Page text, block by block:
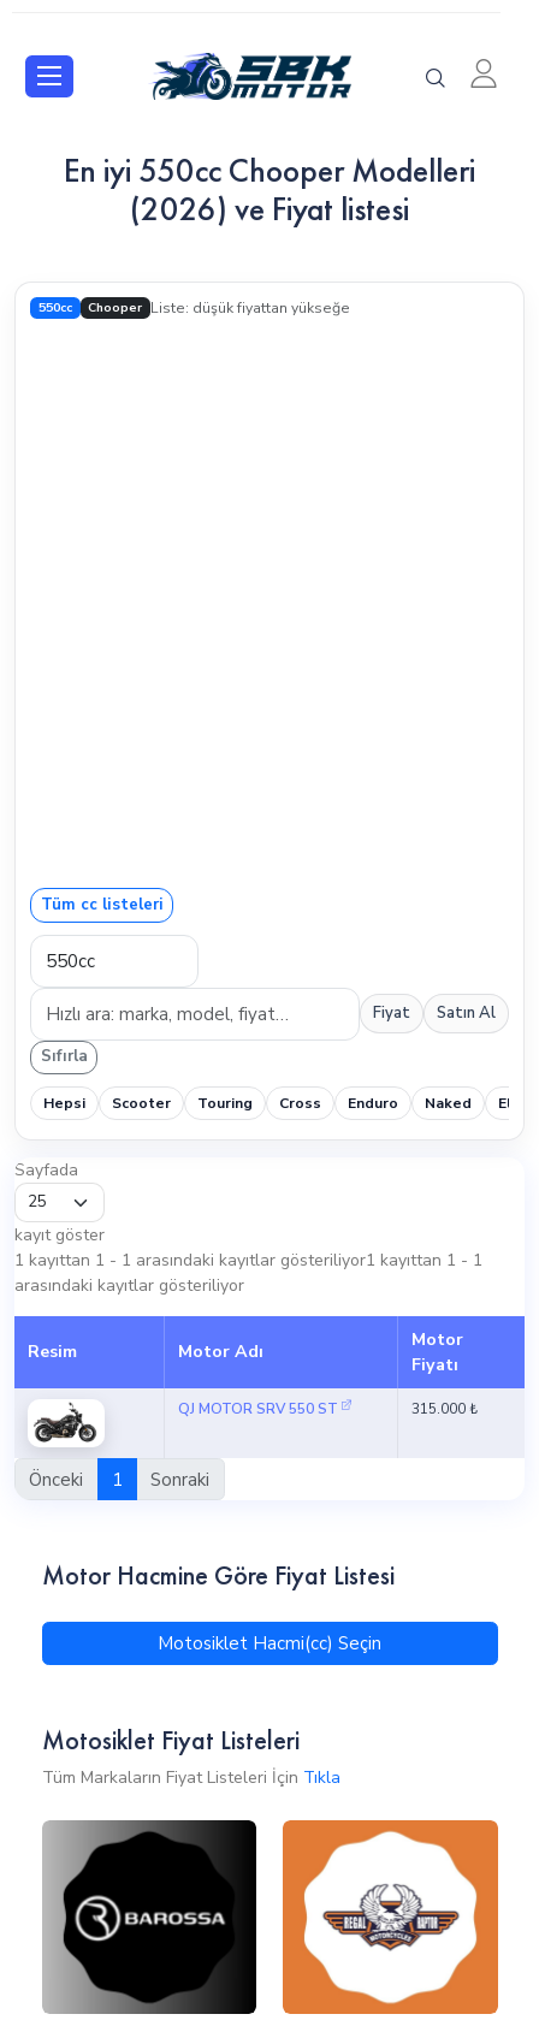
En iyi 550cc Chooper Modelleri
(2026) ve Fiyat listesi
550cc Chooper Liste: düşük fiyattan yükseğe
Tüm cc listeleri
Fiyat Satın Al
Sıfırla
Hepsi Scooter Touring Cross Enduro Naked
Sayfada
kayıt göster
1 kayıttan 1 - 1 arasındaki kayıtlar gösteriliyor1 kayıttan 1 - 1
arasındaki kayıtlar gösteriliyor
Resim Motor Adı
Motor
Fiyatı
QJ MOTOR SRV 550 ST 315.000 ₺
Önceki 1 Sonraki
Motor Hacmine Göre Fiyat Listesi
Motosiklet Hacmi(cc) Seçin
Motosiklet Fiyat Listeleri
Tüm Markaların Fiyat Listeleri İçin Tıkla